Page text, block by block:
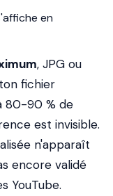
en
, JPG ou
fichier
80-90 % de
est invisible.
n'apparaît
encore validé
YouTube.